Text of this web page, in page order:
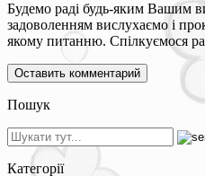
Будемо раді будь-яким Вашим
задоволенням вислухаємо і
якому питанню. Спілкуємося
Пошук
Категорії